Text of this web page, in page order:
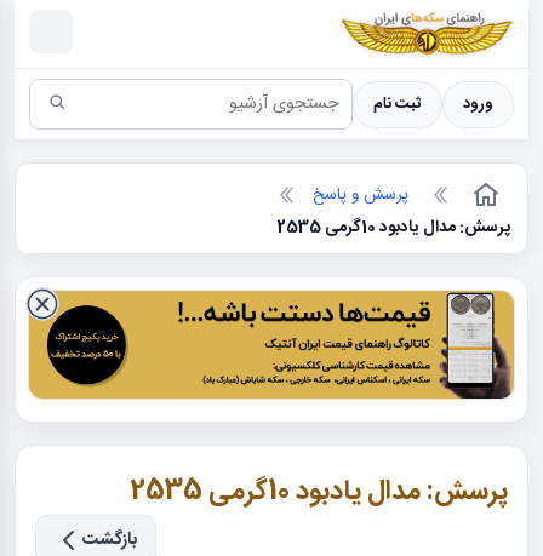
سکه ها ؛ راهنمای سکه شناسی
ورود ثبت نام
پرسش و پاسخ
پرسش: مدال یادبود 10گرمی 2535
پرسش: مدال یادبود 10گرمی 2535
بازگشت